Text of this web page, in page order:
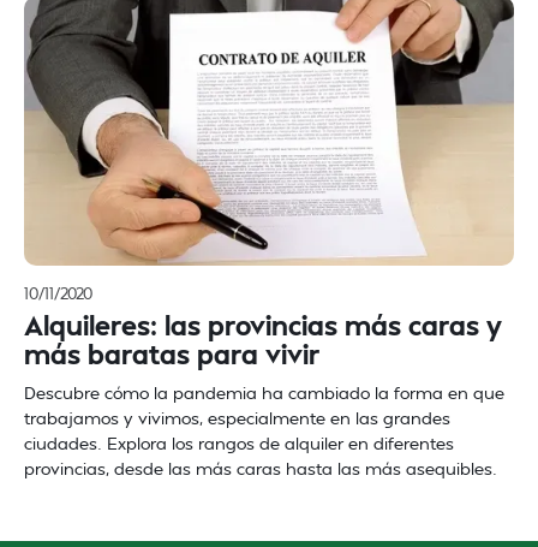
10/11/2020
Alquileres: las provincias más caras y
más baratas para vivir
Descubre cómo la pandemia ha cambiado la forma en que
trabajamos y vivimos, especialmente en las grandes
ciudades. Explora los rangos de alquiler en diferentes
provincias, desde las más caras hasta las más asequibles.